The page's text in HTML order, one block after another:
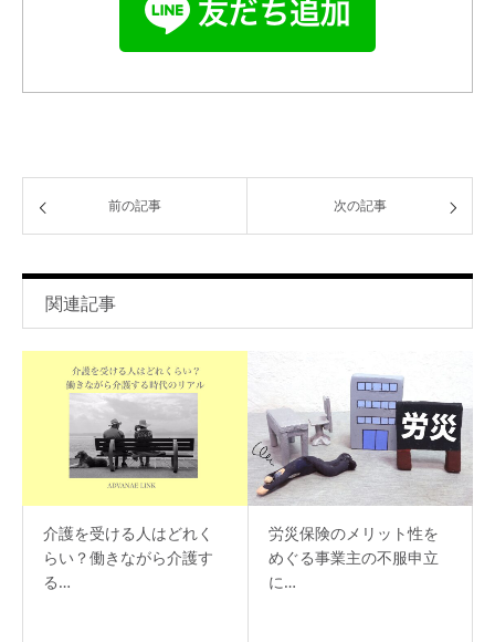
前の記事 次の記事
関連記事
介護を受ける人はどれく
らい？働きながら介護す
る…
労災保険のメリット性を
めぐる事業主の不服申立
に…